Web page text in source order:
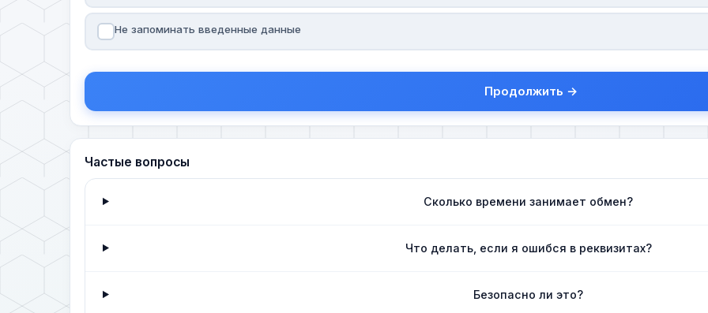
Не запоминать введенные данные
Продолжить →
Частые вопросы
Сколько времени занимает обмен?
Что делать, если я ошибся в реквизитах?
Безопасно ли это?